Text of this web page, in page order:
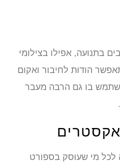
בתנועה, אפילו בצילומי
הודות לחיבור ואקום
בו גם הרבה מעבר
.
לכל מי שעוסק בספורט